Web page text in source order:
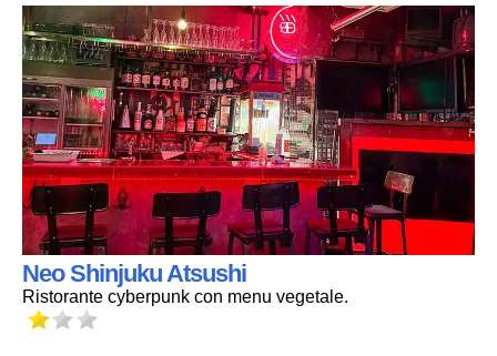
Neo Shinjuku Atsushi
Ristorante cyberpunk con menu vegetale.